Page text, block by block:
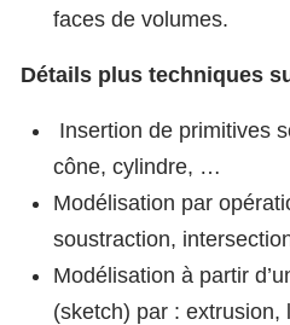
faces de volumes.
Détails plus techniques
Insertion de primitives
cône, cylindre, …
Modélisation par
soustraction,
Modélisation à partir
(sketch) par : extrusion,